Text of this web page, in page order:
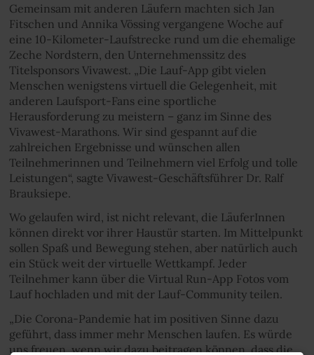
Gemeinsam mit anderen Läufern machten sich Jan
Fitschen und Annika Vössing vergangene Woche auf
eine 10-Kilometer-Laufstrecke rund um die ehemalige
Zeche Nordstern, den Unternehmenssitz des
Titelsponsors Vivawest. „Die Lauf-App gibt vielen
Menschen wenigstens virtuell die Gelegenheit, mit
anderen Laufsport-Fans eine sportliche
Herausforderung zu meistern – ganz im Sinne des
Vivawest-Marathons. Wir sind gespannt auf die
zahlreichen Ergebnisse und wünschen allen
Teilnehmerinnen und Teilnehmern viel Erfolg und tolle
Leistungen“, sagte Vivawest-Geschäftsführer Dr. Ralf
Brauksiepe.
Wo gelaufen wird, ist nicht relevant, die LäuferInnen
können direkt vor ihrer Haustür starten. Im Mittelpunkt
sollen Spaß und Bewegung stehen, aber natürlich auch
ein Stück weit der virtuelle Wettkampf. Jeder
Teilnehmer kann über die Virtual Run-App Fotos vom
Lauf hochladen und mit der Lauf-Community teilen.
„Die Corona-Pandemie hat im positiven Sinne dazu
geführt, dass immer mehr Menschen laufen. Es würde
uns freuen, wenn wir dazu beitragen können, dass die